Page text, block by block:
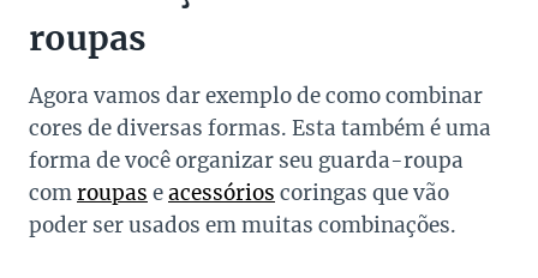
roupas
Agora vamos dar exemplo de como combinar
cores de diversas formas. Esta também é uma
forma de você organizar seu guarda-roupa
comroupas eacessórios coringas que vão
poder ser usados em muitas combinações.